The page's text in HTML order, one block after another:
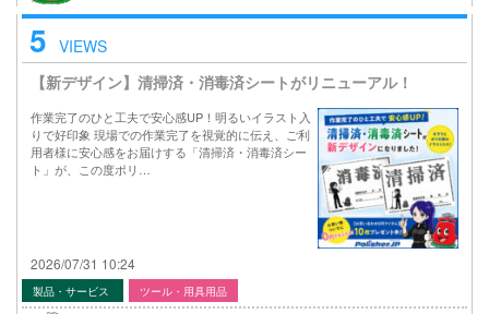
5 VIEWS
【新デザイン】清掃済・消毒済シートがリニューアル！
作業完了のひと工夫で安心感UP！明るいイラスト入
りで好印象 現場での作業完了を視覚的に伝え、ご利
用者様に安心感をお届けする「清掃済・消毒済シー
ト」が、この度ポリ…
2026/07/31 10:24
製品・サービス ツール・用具用品